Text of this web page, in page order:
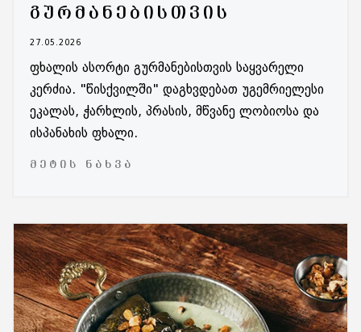
ᲒᲣᲠᲛᲐᲜᲔᲑᲘᲡᲗᲕᲘᲡ
27.05.2026
ფხალის ასორტი გურმანებისთვის საყვარელი
კერძია. "წისქვილში" დაგხვდებათ უგემრიელესი
ეკალას, ჭარხლის, პრასის, მწვანე ლობიოსა და
ისპანახის ფხალი.
ᲛᲔᲢᲘᲡ ᲜᲐᲮᲕᲐ